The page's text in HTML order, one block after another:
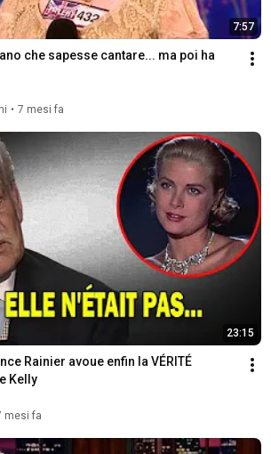
7:57
che sapesse cantare... ma poi ha
• 7 mesi fa
23:15
Rainier avoue enfin la VÉRITÉ
Kelly
mesi fa